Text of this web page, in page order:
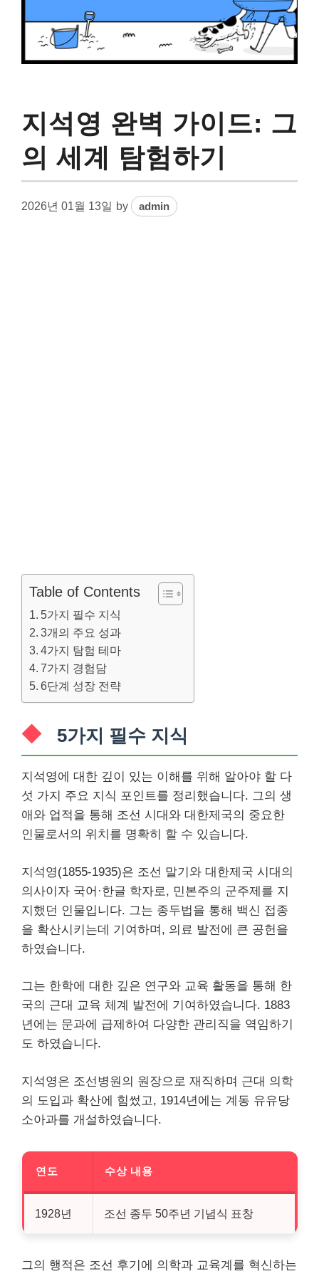
지석영 완벽 가이드: 그
의 세계 탐험하기
2026년 01월 13일 by admin
Table of Contents
5가지 필수 지식
3개의 주요 성과
4가지 탐험 테마
7가지 경험담
6단계 성장 전략
5가지 필수 지식
지석영에 대한 깊이 있는 이해를 위해 알아야 할 다
섯 가지 주요 지식 포인트를 정리했습니다. 그의 생
애와 업적을 통해 조선 시대와 대한제국의 중요한
인물로서의 위치를 명확히 할 수 있습니다.
지석영(1855-1935)은 조선 말기와 대한제국 시대의
의사이자 국어·한글 학자로, 민본주의 군주제를 지
지했던 인물입니다. 그는 종두법을 통해 백신 접종
을 확산시키는데 기여하며, 의료 발전에 큰 공헌을
하였습니다.
그는 한학에 대한 깊은 연구와 교육 활동을 통해 한
국의 근대 교육 체계 발전에 기여하였습니다. 1883
년에는 문과에 급제하여 다양한 관리직을 역임하기
도 하였습니다.
지석영은 조선병원의 원장으로 재직하며 근대 의학
의 도입과 확산에 힘썼고, 1914년에는 계동 유유당
소아과를 개설하였습니다.
연도 수상 내용
1928년 조선 종두 50주년 기념식 표창
그의 행적은 조선 후기에 의학과 교육계를 혁신하는